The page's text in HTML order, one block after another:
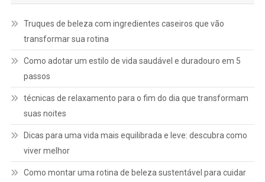
Truques de beleza com ingredientes caseiros que vão
transformar sua rotina
Como adotar um estilo de vida saudável e duradouro em 5
passos
técnicas de relaxamento para o fim do dia que transformam
suas noites
Dicas para uma vida mais equilibrada e leve: descubra como
viver melhor
Como montar uma rotina de beleza sustentável para cuidar